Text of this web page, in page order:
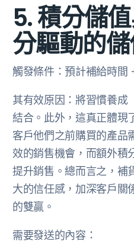
5. 積分儲
分驅動的
觸發條件：預計補給時間
其有效原因：將習慣養成
結合。此外，這真正體現
客戶他們之前購買的產品
效的銷售機會，而額外積
提升銷售。總而言之，補
大的信任感，加深客戶關
的雙贏。
需要發送的內容：